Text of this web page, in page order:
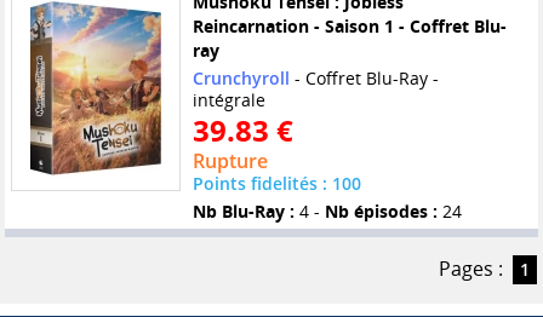
Reincarnation - Saison 1 - Coffret Blu-
ray
Crunchyroll - Coffret Blu-Ray -
intégrale
39.83 €
Rupture
Points fidelités : 100
Nb Blu-Ray : 4 - Nb épisodes : 24
Pages : 1